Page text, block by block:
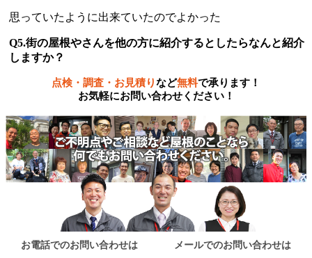
思っていたように出来ていたのでよかった
Q5.街の屋根やさんを他の方に紹介するとしたらなんと紹介
しますか？
点検・調査・お見積りなど無料で承ります！
お気軽にお問い合わせください！
お電話でのお問い合わせは メールでのお問い合わせは